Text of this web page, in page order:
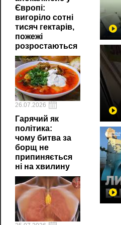
Європі:
вигоріло сотні
тисяч гектарів,
пожежі
розростаються
26.07.2026
Гарячий як
політика:
чому битва за
борщ не
припиняється
ні на хвилину